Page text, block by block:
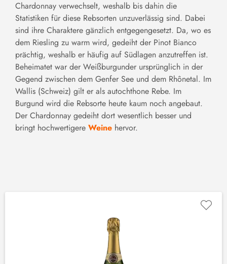
Chardonnay verwechselt, weshalb bis dahin die
Statistiken für diese Rebsorten unzuverlässig sind. Dabei
sind ihre Charaktere gänzlich entgegengesetzt. Da, wo es
dem Riesling zu warm wird, gedeiht der Pinot Bianco
prächtig, weshalb er häufig auf Südlagen anzutreffen ist.
Beheimatet war der Weißburgunder ursprünglich in der
Gegend zwischen dem Genfer See und dem Rhônetal. Im
Wallis (Schweiz) gilt er als autochthone Rebe. Im
Burgund wird die Rebsorte heute kaum noch angebaut.
Der Chardonnay gedeiht dort wesentlich besser und
bringt hochwertigere Weine hervor.